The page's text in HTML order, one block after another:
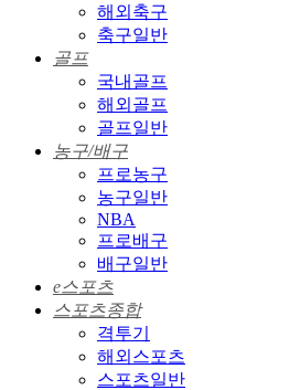
해외축구
축구일반
골프
국내골프
해외골프
골프일반
농구/배구
프로농구
농구일반
NBA
프로배구
배구일반
e스포츠
스포츠종합
격투기
해외스포츠
스포츠일반